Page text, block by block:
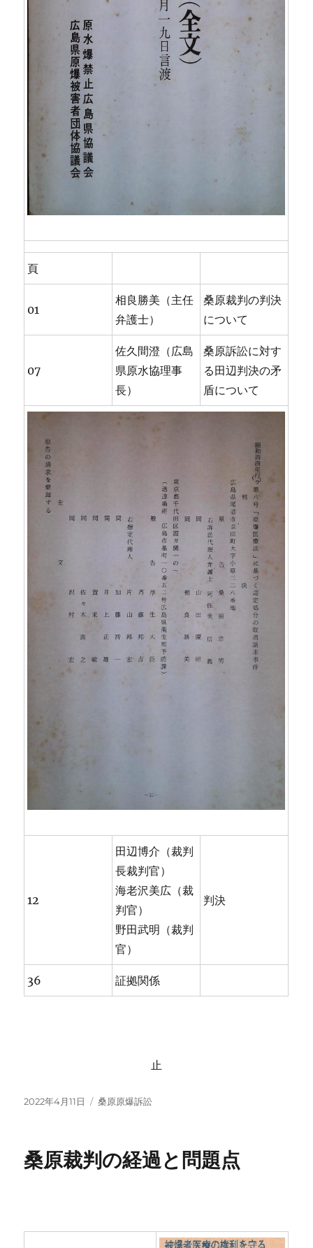
頁
01
相良勝美（主任
弁護士）
桑原裁判の判決
について
07
佐久間澄（広島
県原水協理事
長）
桑原訴訟に対す
る田辺判決の矛
盾について
12
田辺博介（裁判
長裁判官）
海老沢美広（裁
判官）
野田武明（裁判
官）
判決
36 証拠関係
止
投
2022年4月11日
カ
ー
桑原原爆訴訟
桑原裁判の経過と問題点